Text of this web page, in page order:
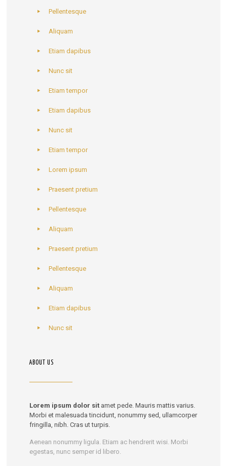
Pellentesque
Aliquam
Etiam dapibus
Nunc sit
Etiam tempor
Etiam dapibus
Nunc sit
Etiam tempor
Lorem ipsum
Praesent pretium
Pellentesque
Aliquam
Praesent pretium
Pellentesque
Aliquam
Etiam dapibus
Nunc sit
ABOUT US
Lorem ipsum dolor sit amet pede. Mauris mattis varius.
Morbi et malesuada tincidunt, nonummy sed, ullamcorper
fringilla, nibh. Cras ut turpis.
Aenean nonummy ligula. Etiam ac hendrerit wisi. Morbi
egestas, nunc semper id libero.